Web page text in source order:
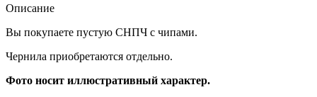
Описание
Вы покупаете пустую СНПЧ с чипами.
Чернила приобретаются отдельно.
Фото носит иллюстративный характер.